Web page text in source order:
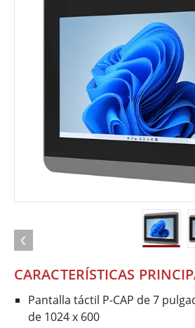
CARACTERÍSTICAS
Pantalla táctil P-CAP de 7
de 1024 x 600